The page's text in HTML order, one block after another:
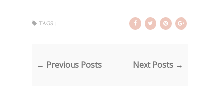
TAGS :
← Previous Posts Next Posts →